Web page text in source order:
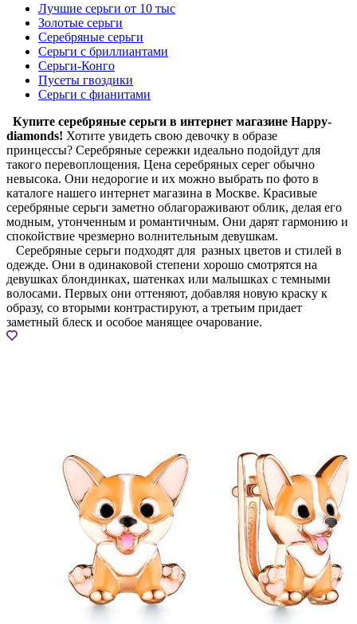
Лучшие серьги от 10 тыс
Золотые серьги
Серебряные серьги
Серьги с бриллиантами
Серьги-Конго
Пусеты гвоздики
Серьги с фианитами
Купите серебряные серьги в интернет магазине Happy-
diamonds! Хотите увидеть свою девочку в образе
принцессы? Серебряные сережки идеально подойдут для
такого перевоплощения. Цена серебряных серег обычно
невысока. Они недорогие и их можно выбрать по фото в
каталоге нашего интернет магазина в Москве. Красивые
серебряные серьги заметно облагораживают облик, делая его
модным, утонченным и романтичным. Они дарят гармонию и
спокойствие чрезмерно волнительным девушкам.
Серебряные серьги подходят для разных цветов и стилей в
одежде. Они в одинаковой степени хорошо смотрятся на
девушках блондинках, шатенках или малышках с темными
волосами. Первых они оттеняют, добавляя новую краску к
образу, со вторыми контрастируют, а третьим придает
заметный блеск и особое манящее очарование.